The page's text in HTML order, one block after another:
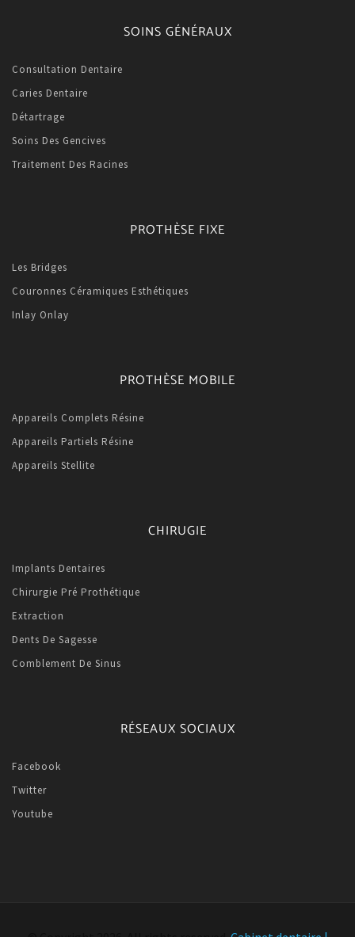
SOINS GÉNÉRAUX
Consultation Dentaire
Caries Dentaire
Détartrage
Soins Des Gencives
Traitement Des Racines
PROTHÈSE FIXE
Les Bridges
Couronnes Céramiques Esthétiques
Inlay Onlay
PROTHÈSE MOBILE
Appareils Complets Résine
Appareils Partiels Résine
Appareils Stellite
CHIRUGIE
Implants Dentaires
Chirurgie Pré Prothétique
Extraction
Dents De Sagesse
Comblement De Sinus
RÉSEAUX SOCIAUX
Facebook
Twitter
Youtube